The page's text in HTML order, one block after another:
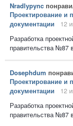
Nradlypync
Проектирование и
документации
12
Разработка
правительства №87
Dosephdum
Проектирование и
документации
12
Разработка
правительства №87